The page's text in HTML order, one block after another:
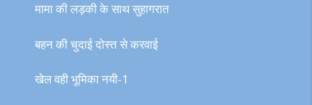
मामा की लड़की के साथ सुहागरात
बहन की चुदाई दोस्त से करवाई
खेल वही भूमिका नयी-1